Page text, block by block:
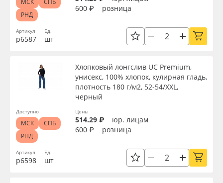
Артикул
р6587
Ед.
шт
600 ₽
розница
МСК
СПБ
РНД
Артикул
р6598
Хлопковый лонгслив UC Premium,
унисекс, 100% хлопок, кулирная гладь,
плотность 180 г/м2, 52-54/XXL,
черный
Ед.
шт
Цены
514.29 ₽
юр. лицам
600 ₽
розница
Доступно
МСК
СПБ
РНД